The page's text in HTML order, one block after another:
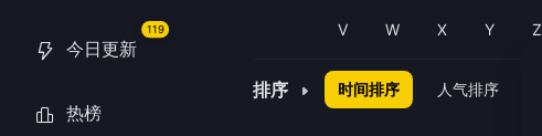
今日更新
119
热榜
V W X Y Z
排序 时间排序 人气排序